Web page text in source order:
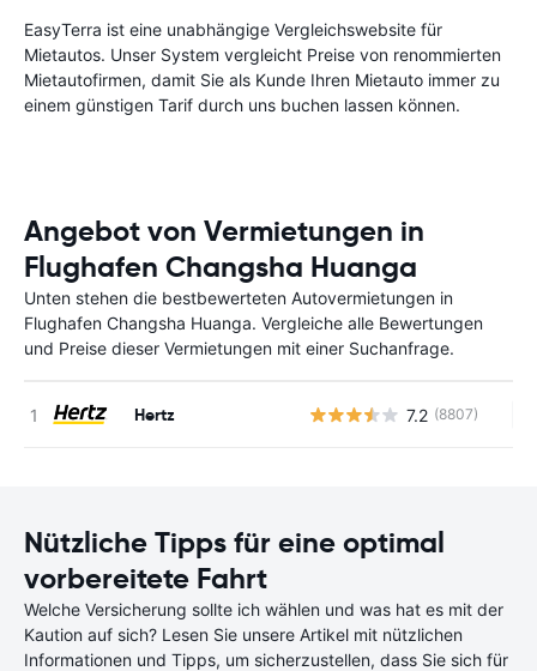
EasyTerra ist eine unabhängige Vergleichswebsite für
Mietautos. Unser System vergleicht Preise von renommierten
Mietautofirmen, damit Sie als Kunde Ihren Mietauto immer zu
einem günstigen Tarif durch uns buchen lassen können.
Angebot von Vermietungen in
Flughafen Changsha Huanga
Unten stehen die bestbewerteten Autovermietungen in
Flughafen Changsha Huanga. Vergleiche alle Bewertungen
und Preise dieser Vermietungen mit einer Suchanfrage.
Hertz 7.2 (8807)
Nützliche Tipps für eine optimal
vorbereitete Fahrt
Welche Versicherung sollte ich wählen und was hat es mit der
Kaution auf sich? Lesen Sie unsere Artikel mit nützlichen
Informationen und Tipps, um sicherzustellen, dass Sie sich für